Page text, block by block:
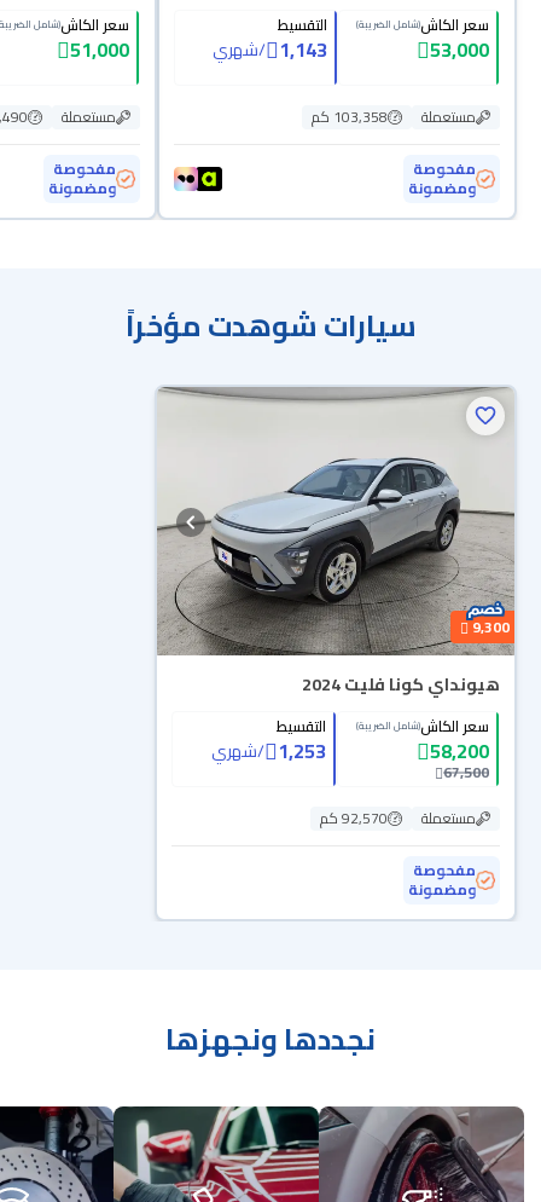
سعر الكاش(شامل الضريبة)
53,000
التقسيط
1,143
/شهري
مستعملة
103,358 كم
مفحوصة
ومضمونة
سعر الكاش(شامل
51,000
مستعملة
مفحوصة
ومضمونة
سيارات شوهدت مؤخراً
9,300
هيونداي كونا فليت 2024
سعر الكاش(شامل الضريبة)
58,200
67,500
التقسيط
1,253
/شهري
مستعملة
92,570 كم
مفحوصة
ومضمونة
نجددها ونجهزها